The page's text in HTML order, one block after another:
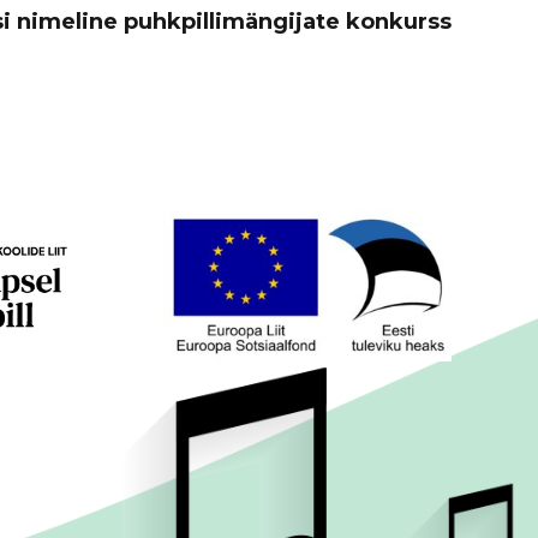
nimeline puhkpillimängijate konkurss